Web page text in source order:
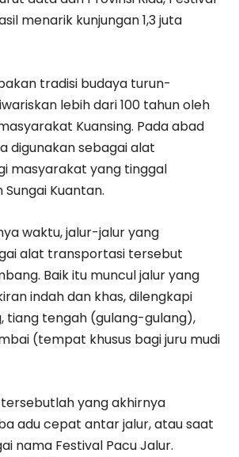
menarik kunjungan 1,3 juta
tradisi budaya turun-
lebih dari 100 tahun oleh
Kuansing. Pada abad
digunakan sebagai alat
masyarakat yang tinggal
Kuantan.
waktu, jalur-jalur yang
alat transportasi tersebut
Baik itu muncul jalur yang
indah dan khas, dilengkapi
tiang tengah (gulang-gulang),
(tempat khusus bagi juru mudi
yang akhirnya
adu cepat antar jalur, atau saat
nama Festival Pacu Jalur.